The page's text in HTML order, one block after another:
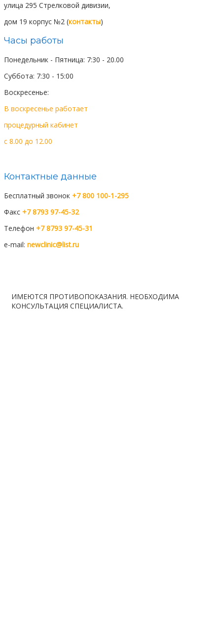
улица 295 Стрелковой дивизии,
дом 19 корпус №2 (контакты)
Часы работы
Понедельник - Пятница: 7:30 - 20.00
Суббота: 7:30 - 15:00
Воскресенье:
В воскресенье работает
процедурный кабинет
c 8.00 до 12.00
Контактные данные
Бесплатный звонок +7 800 100-1-295
Факс +7 8793 97-45-32
Телефон +7 8793 97-45-31
e-mail: newclinic@list.ru
ИМЕЮТСЯ ПРОТИВОПОКАЗАНИЯ. НЕОБХОДИМА
КОНСУЛЬТАЦИЯ СПЕЦИАЛИСТА.